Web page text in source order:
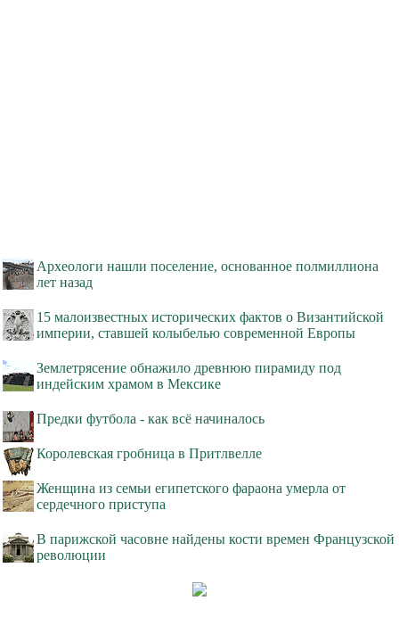
Археологи нашли поселение, основанное полмиллиона
лет назад
15 малоизвестных исторических фактов о Византийской
империи, ставшей колыбелью современной Европы
Землетрясение обнажило древнюю пирамиду под
индейским храмом в Мексике
Предки футбола - как всё начиналось
Королевская гробница в Притлвелле
Женщина из семьи египетского фараона умерла от
сердечного приступа
В парижской часовне найдены кости времен Французской
революции